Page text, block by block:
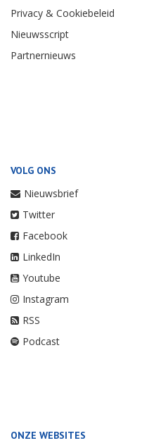
Privacy & Cookiebeleid
Nieuwsscript
Partnernieuws
VOLG ONS
Nieuwsbrief
Twitter
Facebook
LinkedIn
Youtube
Instagram
RSS
Podcast
ONZE WEBSITES